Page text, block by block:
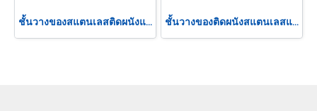
ชั้นวางของสแตนเลสติดผนังแบบท่อ ชั้นวางของติดผนังสแตนเลสแบบทึบ